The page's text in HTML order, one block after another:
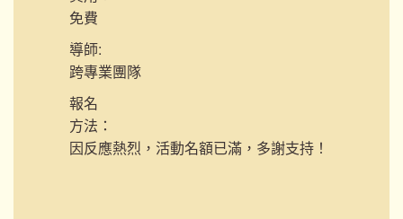
免費
導師:
跨專業團隊
報名
方法：
因反應熱烈，活動名額已滿，多謝支持！